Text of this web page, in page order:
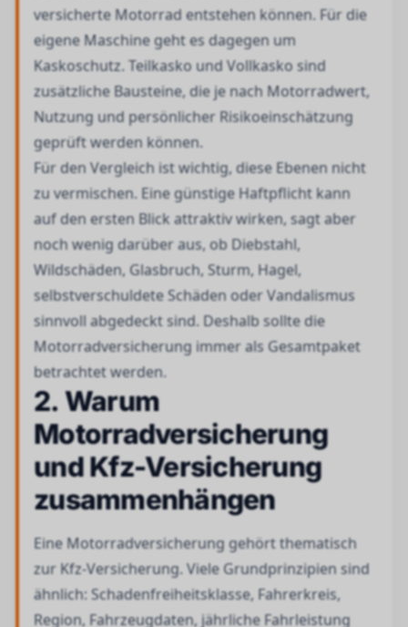
versicherte Motorrad entstehen können. Für die
eigene Maschine geht es dagegen um
Kaskoschutz. Teilkasko und Vollkasko sind
zusätzliche Bausteine, die je nach Motorradwert,
Nutzung und persönlicher Risikoeinschätzung
geprüft werden können.
Für den Vergleich ist wichtig, diese Ebenen nicht
zu vermischen. Eine günstige Haftpflicht kann
auf den ersten Blick attraktiv wirken, sagt aber
noch wenig darüber aus, ob Diebstahl,
Wildschäden, Glasbruch, Sturm, Hagel,
selbstverschuldete Schäden oder Vandalismus
sinnvoll abgedeckt sind. Deshalb sollte die
Motorradversicherung immer als Gesamtpaket
betrachtet werden.
2. Warum
Motorradversicherung
und Kfz-Versicherung
zusammenhängen
Eine Motorradversicherung gehört thematisch
zur Kfz-Versicherung. Viele Grundprinzipien sind
ähnlich: Schadenfreiheitsklasse, Fahrerkreis,
Region, Fahrzeugdaten, jährliche Fahrleistung